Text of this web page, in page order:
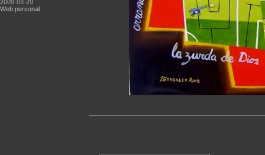
2009-03-29
Web personal